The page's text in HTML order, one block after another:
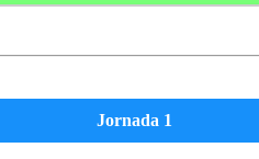
Jornada 1